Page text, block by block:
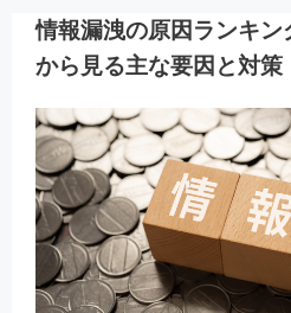
情報漏洩の原因ランキ
から見る主な要因と対策